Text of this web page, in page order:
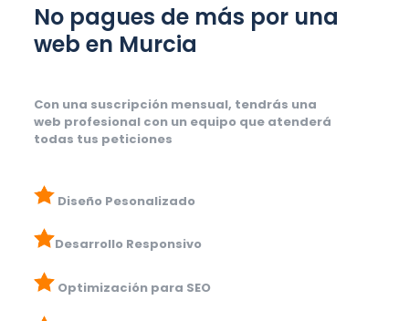
No pagues de más por una
web en Murcia
Con una suscripción mensual, tendrás una
web profesional con un equipo que atenderá
todas tus peticiones
Diseño Pesonalizado
Desarrollo Responsivo
Optimización para SEO